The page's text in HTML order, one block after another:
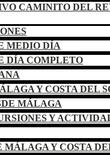
CAMINITO DEL
MEDIO DÍA
DÍA COMPLETO
Y COSTA DEL
MÁLAGA
Y
MÁLAGA Y COSTA